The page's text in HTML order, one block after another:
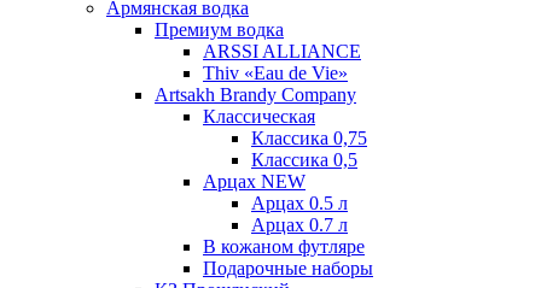
Армянская водка
Премиум водка
ARSSI ALLIANCE
Thiv «Eau de Vie»
Artsakh Brandy Company
Классическая
Классика 0,75
Классика 0,5
Арцах NEW
Арцах 0.5 л
Арцах 0.7 л
В кожаном футляре
Подарочные наборы